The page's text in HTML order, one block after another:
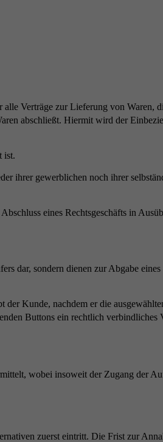
Verträge zur Lieferung von Waren,
abschließt. Hiermit wird der
ist.
ihrer gewerblichen noch ihrer
eines Rechtsgeschäfts in
dar, sondern dienen zur Abgabe
Kunde, nachdem er die
Buttons ein rechtlich verbindliches
wobei insoweit der Zugang der
zuerst eintritt. Die Frist zur